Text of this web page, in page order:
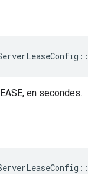
::
en secondes.
::